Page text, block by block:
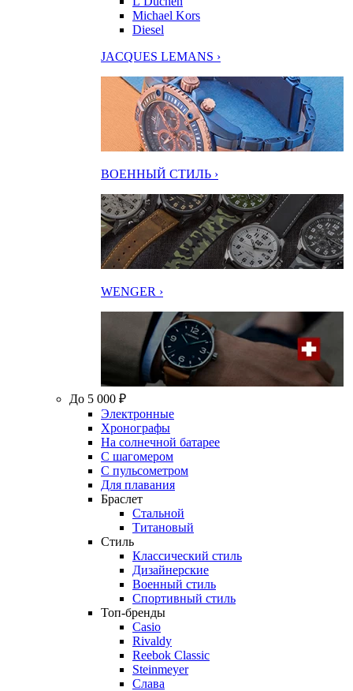
Michael Kors
Diesel
JACQUES LEMANS ›
ВОЕННЫЙ СТИЛЬ ›
WENGER ›
До 5 000 ₽
Электронные
Хронографы
На солнечной батарее
С шагомером
С пульсометром
Для плавания
Браслет
Стальной
Титановый
Стиль
Классический стиль
Дизайнерские
Военный стиль
Спортивный стиль
Топ-бренды
Casio
Rivaldy
Reebok Classic
Steinmeyer
Слава